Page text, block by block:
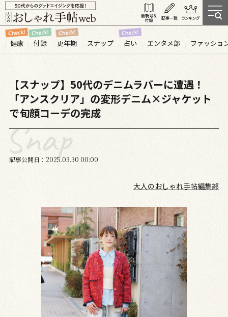
健康 付録 更年期 スナップ 占い エンタメ部 ファッショ
【スナップ】50代のデニムラバーに遭遇！
「アンスクリア」の変形デニム×ジャケット
で旬顔コーデの完成
記事公開日 2025.03 30 00:00
大人のおしゃれ手帖編集部